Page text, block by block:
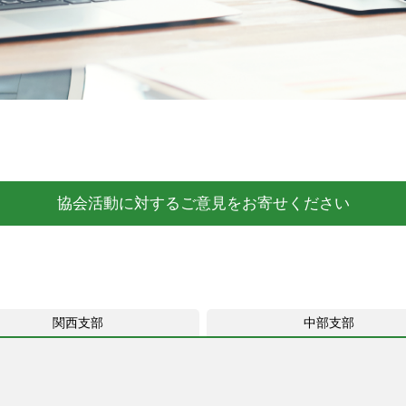
協会活動に対するご意見をお寄せください
関西支部 中部支部